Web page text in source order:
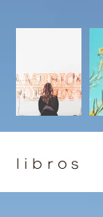
libros